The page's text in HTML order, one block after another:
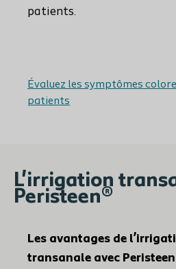
patients.
Évaluez les symptômes
patients
L'irrigation
Peristeen®
Les avantages de
transanale avec Peristeen